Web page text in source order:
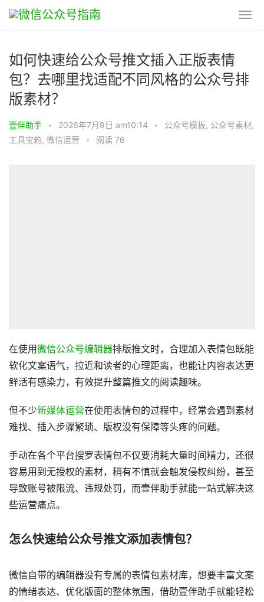
如何快速给公众号推文插入正版表情
包？去哪里找适配不同风格的公众号排
版素材？
壹伴助手 • 2026年7月9日 am10:14 • 公众号模板, 公众号素材,
工具宝箱, 微信运营 • 阅读 76
在使用微信公众号编辑器排版推文时，合理加入表情包既能
软化文案语气，拉近和读者的心理距离，也能让内容表达更
鲜活有感染力，有效提升整篇推文的阅读趣味。
但不少新媒体运营在使用表情包的过程中，经常会遇到素材
难找、插入步骤繁琐、版权没有保障等头疼的问题。
手动在各个平台搜罗表情包不仅要消耗大量时间精力，还很
容易用到无授权的素材，稍有不慎就会触发侵权纠纷，甚至
导致账号被限流、违规处罚，而壹伴助手就能一站式解决这
些运营痛点。
怎么快速给公众号推文添加表情包？
微信自带的编辑器没有专属的表情包素材库，想要丰富文案
的情绪表达、优化版面的整体氛围，借助壹伴助手就能轻松